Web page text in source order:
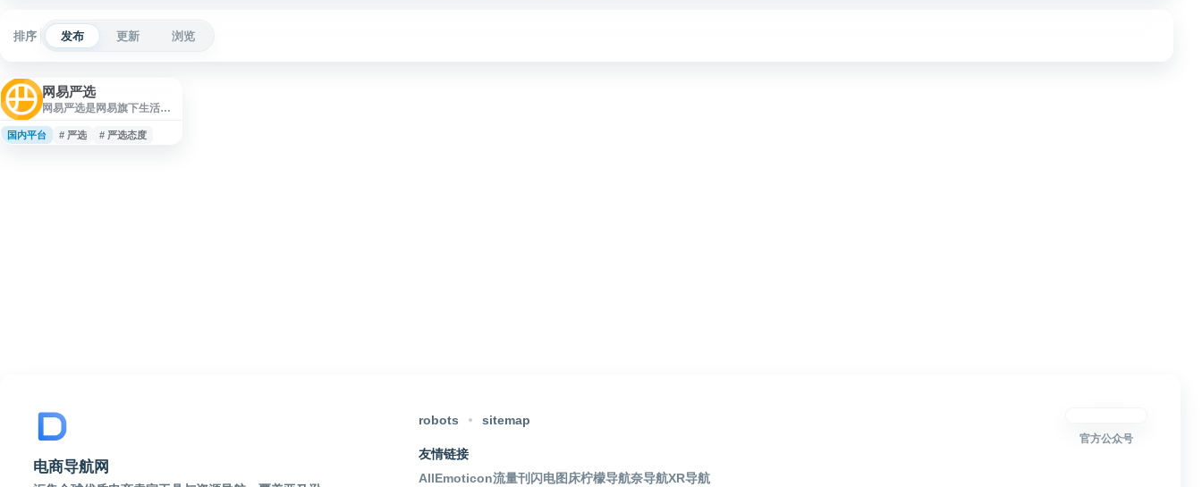
排序 发布 更新 浏览
网易严选
网易严选是网易旗下生活方
房、饮食、个护、服饰等日
常消费场景提供甄选商品。
国内平台 # 严选 # 严选态度
电商导航网
robots sitemap
友情链接
AllEmoticon流量刊 闪电图床柠檬导航奈导航XR导航
官方公众号